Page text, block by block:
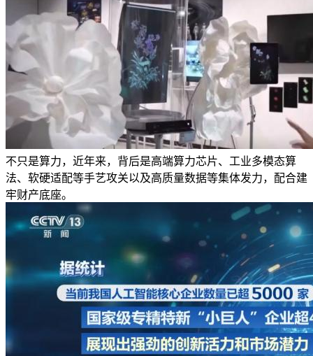
不只是算力，近年来，背后是高端算力芯片、工业多模态算
法、软硬适配等手艺攻关以及高质量数据等集体发力，配合建
牢财产底座。